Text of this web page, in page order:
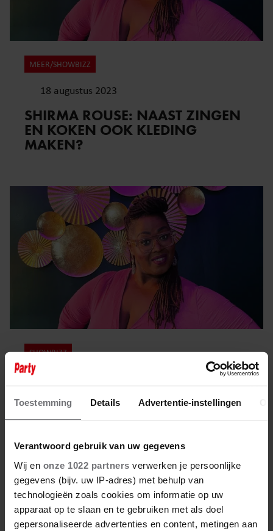
Toestemming Details Advertentie-instellingen
Verantwoord gebruik van uw gegevens
Wij en onze 1022 partners verwerken je persoonlijke
gegevens (bijv. uw IP-adres) met behulp van
technologieën zoals cookies om informatie op uw
apparaat op te slaan en te gebruiken met als doel
gepersonaliseerde advertenties en content, metingen aan
MEER/SHOWBIZZ
18 augustus 2023
SHIRMA ROUSE: NAAST ZINGEN
EN KOKEN OOK KLEDING
MAKEN?
SHOWBIZZ
SHIRMA ROUSE GOSPELT EROP
LOS